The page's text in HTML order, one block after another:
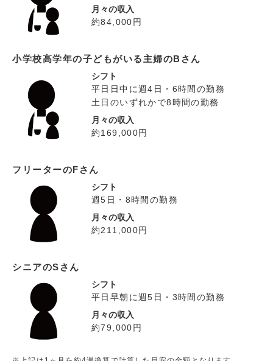
月々の収入
約84,000円
小学校高学年の子どもがいる主婦のBさん
シフト
平日日中に週4日・6時間の勤務
土日のいずれかで8時間の勤務
月々の収入
約169,000円
フリーターのFさん
シフト
週5日・8時間の勤務
月々の収入
約211,000円
シニアのSさん
シフト
平日早朝に週5日・3時間の勤務
月々の収入
約79,000円